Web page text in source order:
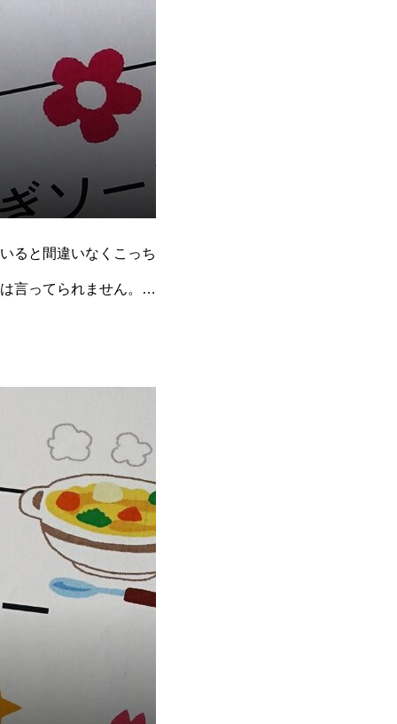
ると間違いなくこっち
言ってられません。被